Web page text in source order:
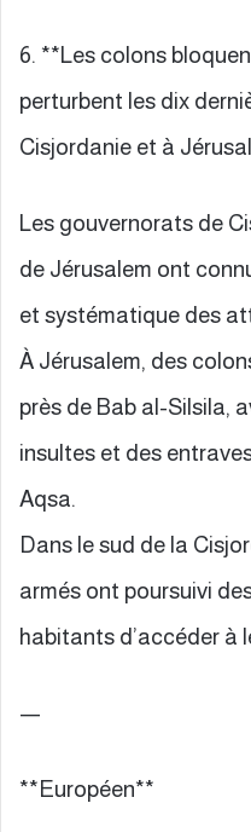
6. **Les colons
perturbent les dix
Cisjordanie et à
Les gouvernorats de
de Jérusalem ont
et systématique des
À Jérusalem, des
près de Bab al-Silsila,
insultes et des
Aqsa.
Dans le sud de la
armés ont poursuivi
habitants d’accéder à
—
**Européen**